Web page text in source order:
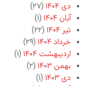
دی ۱۴۰۴
(۲۷)
آبان ۱۴۰۴
(۱)
تیر ۱۴۰۴
(۲۲)
خرداد ۱۴۰۴
(۲۹)
اردیبهشت ۱۴۰۴
(۱)
بهمن ۱۴۰۳
(۲)
دی ۱۴۰۳
(۱)